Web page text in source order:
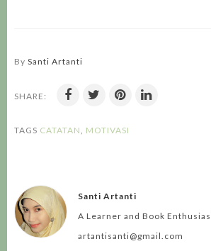
By Santi Artanti
SHARE:
TAGS CATATAN, MOTIVASI
Santi Artanti
A Learner and Book
artantisanti@gmail.com